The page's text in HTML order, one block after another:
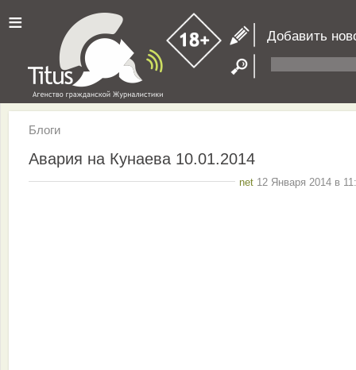
≡ Добавить
Блоги
Авария на Кунаева 10.01.2014
net 12 Января 2014 в